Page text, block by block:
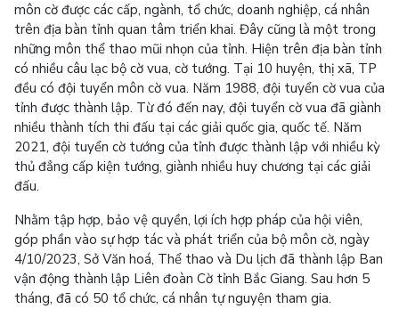
môn cờ được các cấp, ngành, tổ chức, doanh nghiệp, cá nhân
trên địa bàn tỉnh quan tâm triển khai. Đây cũng là một trong
những môn thể thao mũi nhọn của tỉnh. Hiện trên địa bàn tỉnh
có nhiều câu lạc bộ cờ vua, cờ tướng. Tại 10 huyện, thị xã, TP
đều có đội tuyển môn cờ vua. Năm 1988, đội tuyển cờ vua của
tỉnh được thành lập. Từ đó đến nay, đội tuyển cờ vua đã giành
nhiều thành tích thi đấu tại các giải quốc gia, quốc tế. Năm
2021, đội tuyển cờ tướng của tỉnh được thành lập với nhiều kỳ
thủ đẳng cấp kiện tướng, giành nhiều huy chương tại các giải
đấu.
Nhằm tập hợp, bảo vệ quyền, lợi ích hợp pháp của hội viên,
góp phần vào sự hợp tác và phát triển của bộ môn cờ, ngày
4/10/2023, Sở Văn hoá, Thể thao và Du lịch đã thành lập Ban
vận động thành lập Liên đoàn Cờ tỉnh Bắc Giang. Sau hơn 5
tháng, đã có 50 tổ chức, cá nhân tự nguyện tham gia.